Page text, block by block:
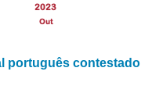
2023
Out
português contestado